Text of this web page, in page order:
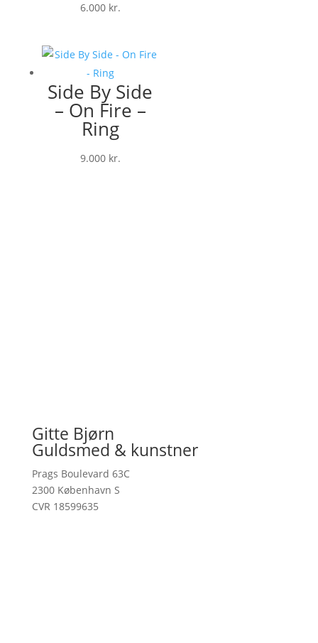
6.000 kr.
Side By Side
– On Fire –
Ring
9.000 kr.
Gitte Bjørn
Guldsmed & kunstner
Prags Boulevard 63C
2300 København S
CVR 18599635